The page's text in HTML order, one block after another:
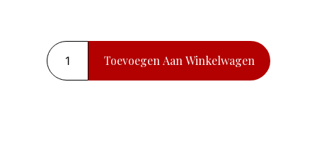
Toevoegen Aan Winkelwagen